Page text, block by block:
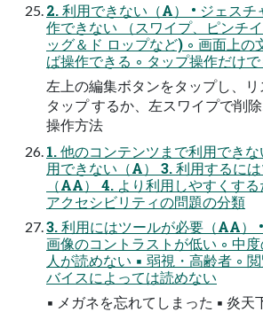
2. 利用できない（A） • ジェス
作できない （スワイプ、ピンチ
ッグ＆ド ロップなど) ◦ 画面上の
ば操作できる ◦ タップ操作だけ
左上の編集ボタンをタップし、
タップ するか、左スワイプで削
操作方法
1. 他のコンテンツまで利用でき
用できない（A） 3. 利用するに
（AA） 4. より利用しやすくす
アクセシビリティの問題の分類
3. 利用にはツールが必要（AA）
画像のコントラストが低い ◦ 中
人が読めない ▪ 弱視・高齢者 ◦
バイスによっては読めない
▪ メガネを忘れてしまった ▪ 炎天